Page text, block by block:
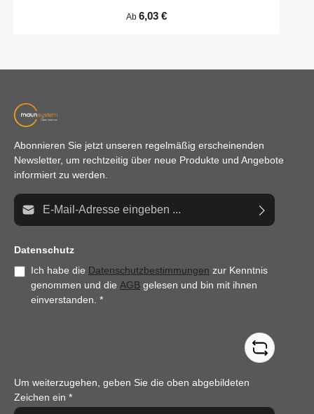
Regulärer Preis:
Ab 6,03 €
Abonnieren Sie jetzt unseren regelmäßig erscheinenden
Newsletter, um rechtzeitig über neue Produkte und Angebote
informiert zu werden.
E-Mail-Adresse*
Datenschutz
Ich habe die Datenschutzbestimmungen zur Kenntnis
genommen und die AGB gelesen und bin mit ihnen
einverstanden. *
Um weiterzugehen, geben Sie die oben abgebildeten
Zeichen ein *